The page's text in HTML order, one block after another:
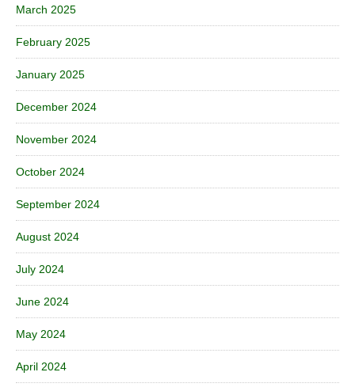
March 2025
February 2025
January 2025
December 2024
November 2024
October 2024
September 2024
August 2024
July 2024
June 2024
May 2024
April 2024